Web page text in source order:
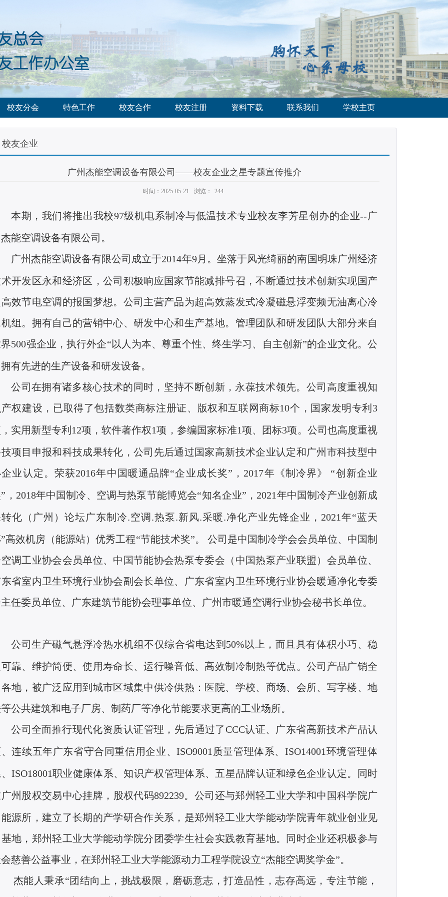
校友分会 特色工作 校友合作 校友注册 资料下载 联系我们 学校主页
校友企业
广州杰能空调设备有限公司——校友企业之星专题宣传推介
时间：2025-05-21 浏览： 244
本期，我们将推出我校97级机电系制冷与低温技术专业校友李芳星创办的企业--广
能空调设备有限公司。
广州杰能空调设备有限公司成立于2014年9月。坐落于风光绮丽的南国明珠广州经济
开发区永和经济区，公司积极响应国家节能减排号召，不断通过技术创新实现国产
效节电空调的报国梦想。公司主营产品为超高效蒸发式冷凝磁悬浮变频无油离心冷
组。拥有自己的营销中心、研发中心和生产基地。管理团队和研发团队大部分来自
500强企业，执行外企“以人为本、尊重个性、终生学习、自主创新”的企业文化。公
有先进的生产设备和研发设备。
公司在拥有诸多核心技术的同时，坚持不断创新，永葆技术领先。公司高度重视知
权建设，已取得了包括数类商标注册证、版权和互联网商标10个，国家发明专利 3
实用新型专利 12项，软件著作权1项，参编国家标准1项、团标3项。公司也高度重视
项目申报和科技成果转化，公司先后通过国家高新技术企业认定和广州市科技型中
业认定。荣获2016年中国暖通品牌“企业成长奖”， 2017年《制冷界》 “创新企业
， 2018年中国制冷、空调与热泵节能博览会“知名企业”， 2021年中国制冷产业创新成
化（广州）论坛广东制冷.空调 .热泵.新风.采暖.净化产业先锋企业， 2021年“蓝天
高效机房（能源站）优秀工程“节能技术奖”。 公司是中国制冷学会会员单位、中国制
调工业协会会员单位、中国节能协会热泵专委会（中国热泵产业联盟）会员单位、
省室内卫生环境行业协会副会长单位、广东省室内卫生环境行业协会暖通净化专委
任委员单位、广东建筑节能协会理事单位、广州市暖通空调行业协会秘书长单位。
公司生产磁气悬浮冷热水机组不仅综合省电达到 50%以上，而且具有体积小巧、稳
靠、维护简便、使用寿命长、运行噪音低、高效制冷制热等优点。公司产品广销全
地，被广泛应用到城市区域集中供冷供热：医院、学校、商场、会所、写字楼、地
公共建筑和电子厂房、制药厂等净化节能要求更高的工业场所。
公司全面推行现代化资质认证管理，先后通过了CCC认证、广东省高新技术产品认
连续五年广东省守合同重信用企业、ISO9001 质量管理体系、 ISO14001环境管理体
ISO18001职业健康体系、知识产权管理体系、五星品牌认证和绿色企业认定。同时
州股权交易中心挂牌，股权代码892239。公司还与郑州轻工业大学和中国科学院广
源所，建立了长期的产学研合作关系，是郑州轻工业大学能动学院青年就业创业见
地，郑州轻工业大学能动学院分团委学生社会实践教育基地。同时企业还积极参与
慈善公益事业，在郑州轻工业大学能源动力工程学院设立“杰能空调奖学金”。
杰能人秉承“团结向上，挑战极限，磨砺意志，打造品性，志存高远，专注节能，